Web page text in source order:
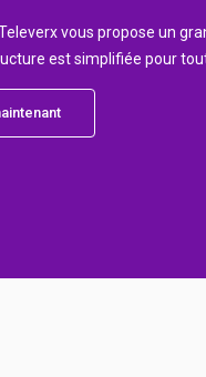
vous propose un
est simplifiée pour